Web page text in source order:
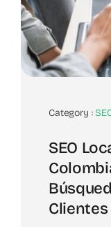
Category :
SEO
Clientes